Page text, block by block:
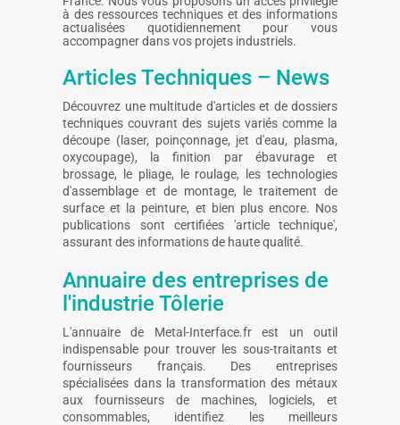
à des ressources techniques et des informations
actualisées quotidiennement pour vous
accompagner dans vos projets industriels.
Articles Techniques – News
Découvrez une multitude d'articles et de dossiers
techniques couvrant des sujets variés comme la
découpe (laser, poinçonnage, jet d'eau, plasma,
oxycoupage), la finition par ébavurage et
brossage, le pliage, le roulage, les technologies
d'assemblage et de montage, le traitement de
surface et la peinture, et bien plus encore. Nos
publications sont certifiées 'article technique',
assurant des informations de haute qualité.
Annuaire des entreprises de
l'industrie Tôlerie
L'annuaire de Metal-Interface.fr est un outil
indispensable pour trouver les sous-traitants et
fournisseurs français. Des entreprises
spécialisées dans la transformation des métaux
aux fournisseurs de machines, logiciels, et
consommables, identifiez les meilleurs